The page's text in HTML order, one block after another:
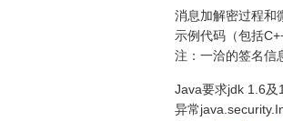
消息加解密过程和
示例代码（包括
注：一洽的签名信
Java要求jdk 1.6及
异常